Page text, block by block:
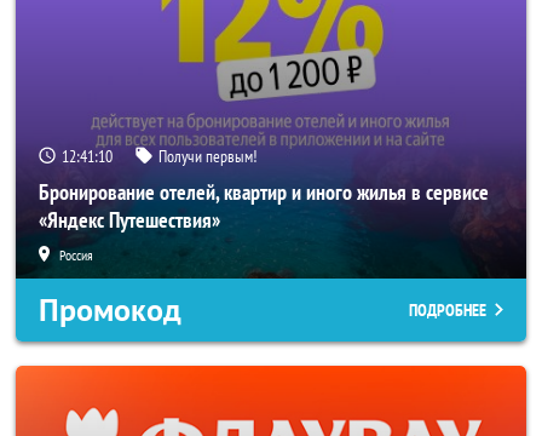
12:41:08 Получи первым!
Бронирование отелей, квартир и иного жилья в сервисе
«Яндекс Путешествия»
Россия
Промокод ПОДРОБНЕЕ